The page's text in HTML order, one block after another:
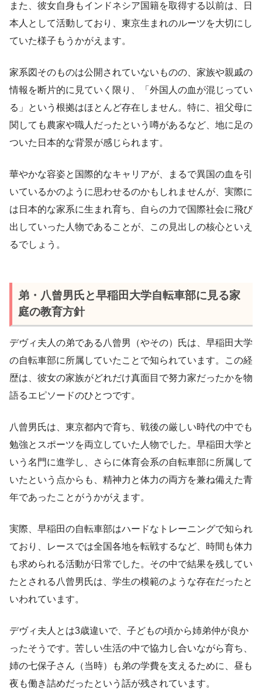
また、彼女自身もインドネシア国籍を取得する以前は、日
本人として活動しており、東京生まれのルーツを大切にし
ていた様子もうかがえます。
家系図そのものは公開されていないものの、家族や親戚の
情報を断片的に見ていく限り、「外国人の血が混じってい
る」という根拠はほとんど存在しません。特に、祖父母に
関しても農家や職人だったという噂があるなど、地に足の
ついた日本的な背景が感じられます。
華やかな容姿と国際的なキャリアが、まるで異国の血を引
いているかのように思わせるのかもしれませんが、実際に
は日本的な家系に生まれ育ち、自らの力で国際社会に飛び
出していった人物であることが、この見出しの核心といえ
るでしょう。
弟・八曾男氏と早稲田大学自転車部に見る家
庭の教育方針
デヴィ夫人の弟である八曾男（やその）氏は、早稲田大学
の自転車部に所属していたことで知られています。この経
歴は、彼女の家族がどれだけ真面目で努力家だったかを物
語るエピソードのひとつです。
八曾男氏は、東京都内で育ち、戦後の厳しい時代の中でも
勉強とスポーツを両立していた人物でした。早稲田大学と
いう名門に進学し、さらに体育会系の自転車部に所属して
いたという点からも、精神力と体力の両方を兼ね備えた青
年であったことがうかがえます。
実際、早稲田の自転車部はハードなトレーニングで知られ
ており、レースでは全国各地を転戦するなど、時間も体力
も求められる活動が日常でした。その中で結果を残してい
たとされる八曾男氏は、学生の模範のような存在だったと
いわれています。
デヴィ夫人とは3歳違いで、子どもの頃から姉弟仲が良か
ったそうです。苦しい生活の中で協力し合いながら育ち、
姉の七保子さん（当時）も弟の学費を支えるために、昼も
夜も働き詰めだったという話が残されています。